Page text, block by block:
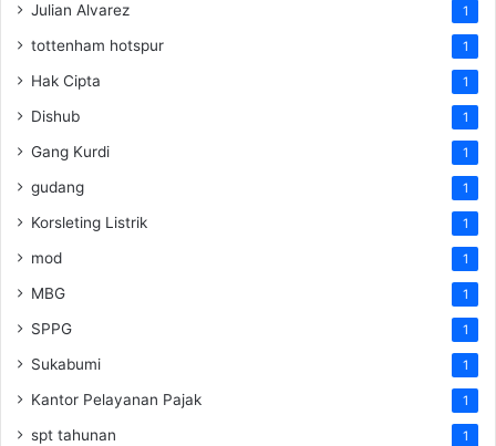
Julian Alvarez 1
tottenham hotspur 1
Hak Cipta 1
Dishub 1
Gang Kurdi 1
gudang 1
Korsleting Listrik 1
mod 1
MBG 1
SPPG 1
Sukabumi 1
Kantor Pelayanan Pajak 1
spt tahunan 1